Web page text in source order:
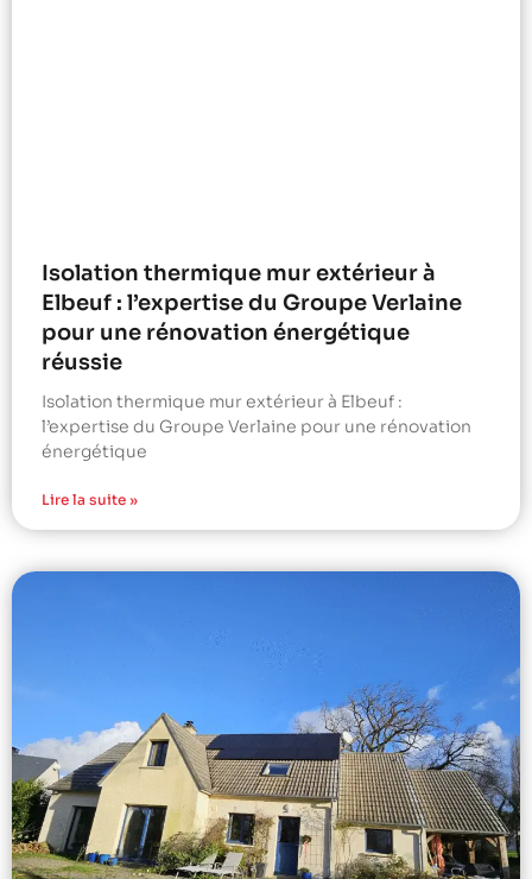
Isolation thermique mur extérieur à
Elbeuf : l’expertise du Groupe Verlaine
pour une rénovation énergétique
réussie
Isolation thermique mur extérieur à Elbeuf :
l’expertise du Groupe Verlaine pour une rénovation
énergétique
Lire la suite »